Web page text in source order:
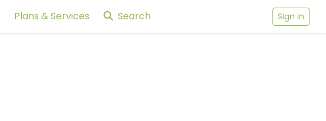
Plans & Services Search Sign in